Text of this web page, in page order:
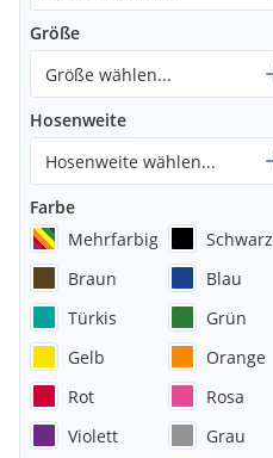
Größe
Größe wählen...
Hosenweite
Hosenweite wählen...
Farbe
Mehrfarbig
Schwarz
Braun
Blau
Türkis
Grün
Gelb
Orange
Rot
Rosa
Violett
Grau